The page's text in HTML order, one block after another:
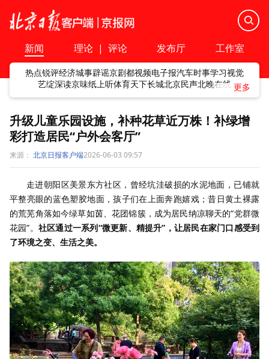
新闻 理论 | 评论 发布厅 工作室
热点锐评经济城事辟谣京剧都视频电子报汽车时事学习视觉
艺绽深读京味纸上听体育天下长城北京民声北晚在线
升级儿童乐园设施，补种花草近万株！补绿增
彩打造居民“户外会客厅”
来源： 北京日报客户端2026-06-03 09:57
走进朝阳区美景东方社区，曾经坑洼破损的水泥地面，已铺就
平整亮眼的蓝色塑胶地面，孩子们在上面奔跑嬉戏；昔日黄土裸露
的荒芜角落如今绿草如茵、花团锦簇，成为居民纳凉聊天的“党群微
花园”。 社区通过一系列“微更新、精提升”，让居民在家门口感受到
了环境之变、生活之美。